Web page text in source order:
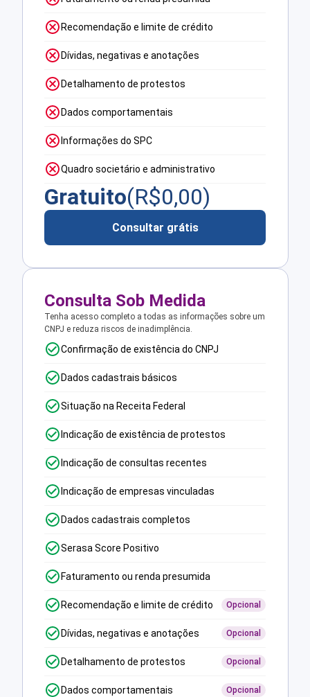
Recomendação e limite de crédito
Dívidas, negativas e anotações
Detalhamento de protestos
Dados comportamentais
Informações do SPC
Quadro societário e administrativo
Gratuito(R$0,00)
Consultar grátis
Consulta Sob Medida
Tenha acesso completo a todas as informações sobre um
CNPJ e reduza riscos de inadimplência.
Confirmação de existência do CNPJ
Dados cadastrais básicos
Situação na Receita Federal
Indicação de existência de protestos
Indicação de consultas recentes
Indicação de empresas vinculadas
Dados cadastrais completos
Serasa Score Positivo
Faturamento ou renda presumida
Recomendação e limite de crédito Opcional
Dívidas, negativas e anotações Opcional
Detalhamento de protestos Opcional
Dados comportamentais Opcional